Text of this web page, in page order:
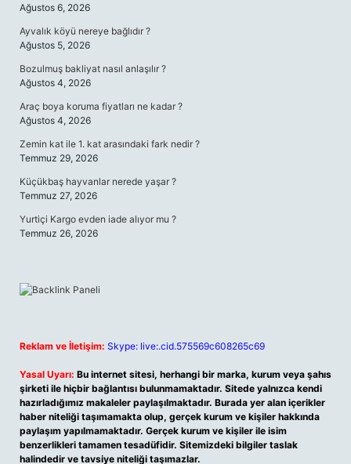
Ağustos 6, 2026
Ayvalık köyü nereye bağlıdır ?
Ağustos 5, 2026
Bozulmuş bakliyat nasıl anlaşılır ?
Ağustos 4, 2026
Araç boya koruma fiyatları ne kadar ?
Ağustos 4, 2026
Zemin kat ile 1. kat arasındaki fark nedir ?
Temmuz 29, 2026
Küçükbaş hayvanlar nerede yaşar ?
Temmuz 27, 2026
Yurtiçi Kargo evden iade alıyor mu ?
Temmuz 26, 2026
Reklam ve İletişim: Skype: live:.cid.575569c608265c69
Yasal Uyarı: Bu internet sitesi, herhangi bir marka, kurum veya şahıs
şirketi ile hiçbir bağlantısı bulunmamaktadır. Sitede yalnızca kendi
hazırladığımız makaleler paylaşılmaktadır. Burada yer alan içerikler
haber niteliği taşımamakta olup, gerçek kurum ve kişiler hakkında
paylaşım yapılmamaktadır. Gerçek kurum ve kişiler ile isim
benzerlikleri tamamen tesadüfidir. Sitemizdeki bilgiler taslak
halindedir ve tavsiye niteliği taşımazlar.